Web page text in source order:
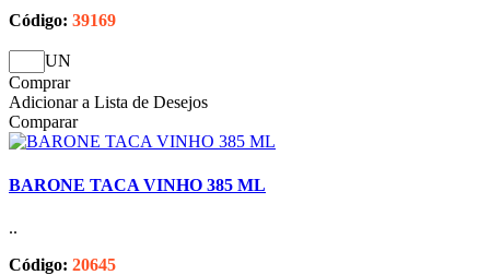
Código: 39169
UN
Comprar
Adicionar a Lista de Desejos
Comparar
BARONE TACA VINHO 385 ML
..
Código: 20645